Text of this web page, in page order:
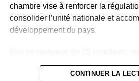
chambre vise à renforcer la
consolider l’unité nationale et
développement du pays.
désignés par le président de la
Wadagni, auxquels s’ajoutent des
CONTINUER LA